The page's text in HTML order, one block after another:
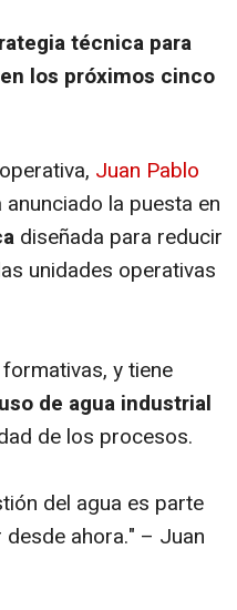
técnica para
los próximos cinco
Juan Pablo
anunciado la puesta en
diseñada para reducir
unidades operativas
y tiene
de agua industrial
de los procesos.
del agua es parte
ahora." – Juan